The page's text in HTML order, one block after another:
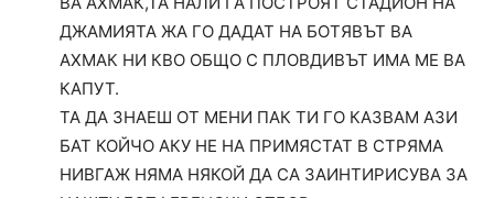
ДЖАМИЯТА ЖА ГО ДАДАТ НА БОТЯВЪТ ВА
АХМАК НИ КВО ОБЩО С ПЛОВДИВЪТ ИМА МЕ ВА
КАПУТ.
ТА ДА ЗНАЕШ ОТ МЕНИ ПАК ТИ ГО КАЗВАМ АЗИ
БАТ КОЙЧО АКУ НЕ НА ПРИМЯСТАТ В СТРЯМА
НИВГАЖ НЯМА НЯКОЙ ДА СА ЗАИНТИРИСУВА ЗА